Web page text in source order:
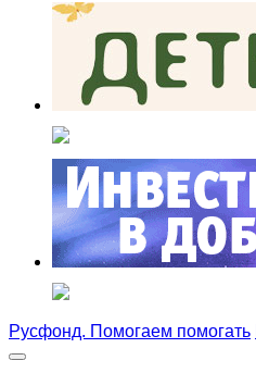
Русфонд. Помогаем помогать